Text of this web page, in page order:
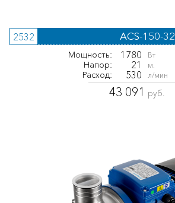
2532 ACS-150-32
Мощность: 1780 Вт
Напор: 21 м.
Расход: 530 л/мин
43 091 руб.